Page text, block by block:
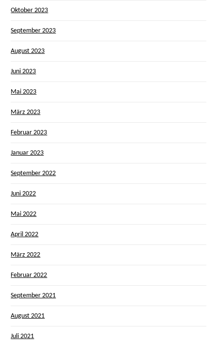
Oktober 2023
September 2023
August 2023
Juni 2023
Mai 2023
März 2023
Februar 2023
Januar 2023
September 2022
Juni 2022
Mai 2022
April 2022
März 2022
Februar 2022
September 2021
August 2021
Juli 2021